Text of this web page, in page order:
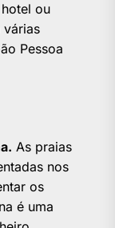
ou
várias
Pessoa
As praias
nos
os
é uma